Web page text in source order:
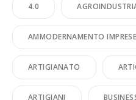
4.0
AMMODERNAMENTO
ARTIGIANATO
ARTIGIANI